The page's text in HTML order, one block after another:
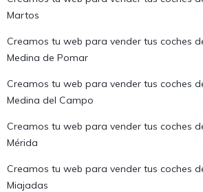
Martos
Creamos tu web para vender tus coches
Medina de Pomar
Creamos tu web para vender tus coches
Medina del Campo
Creamos tu web para vender tus coches
Mérida
Creamos tu web para vender tus coches
Miajadas